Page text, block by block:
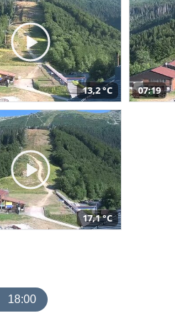
13,2 °C 07:19
17,1 °C
18:00